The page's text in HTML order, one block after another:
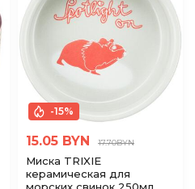
-15%
15.05 BYN 17.70BYN
Миска TRIXIE
керамическая для